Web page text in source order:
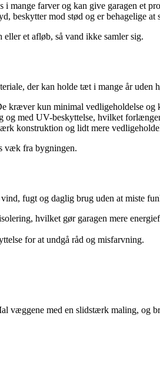
mange farver og kan give garagen et
beskytter mod stød og er behagelige at
et afløb, så vand ikke samler sig.
der kan holde tæt i mange år uden
kræver kun minimal vedligeholdelse og
og med UV-beskyttelse, hvilket
konstruktion og lidt mere
væk fra bygningen.
fugt og daglig brug uden at miste
hvilket gør garagen mere
for at undgå råd og misfarvning.
væggene med en slidstærk maling,